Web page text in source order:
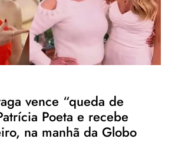
vence “queda de
Poeta e recebe
na manhã da Globo